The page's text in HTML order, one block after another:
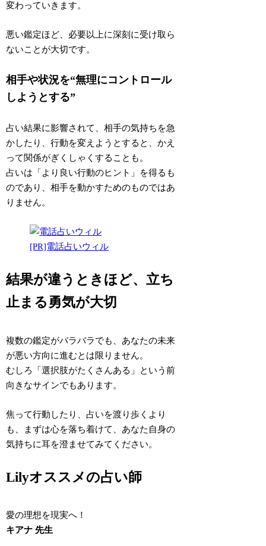
変わっていきます。
悪い鑑定ほど、必要以上に深刻に受け取ら
ないこと が大切です。
相手や状況を“無理にコントロール
しようとする”
占い結果に影響されて、相手の気持ちを急
かしたり、行動を変えようとすると、かえ
って関係がぎくしゃくすることも。
占いは「より良い行動のヒント」を得るも
のであり、相手を動かすためのものではあ
りません。
[PR]電話占いウィル
結果が違うときほど、立ち
止まる勇気が大切
複数の鑑定がバラバラでも、あなたの未来
が悪い方向に進むとは限りません。
むしろ「選択肢がたくさんある」という前
向きなサインでもあります。
焦って行動したり、占いを渡り歩くより
も、まずは心を落ち着けて、あなた自身の
気持ちに耳を澄ませてみてください。
Lilyオススメの占い師
愛の理想を現実へ！
キアナ 先生